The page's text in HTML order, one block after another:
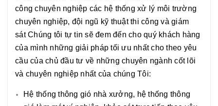
công chuyên nghiệp các hệ thống xử lý môi trường
chuyên nghiệp, đội ngũ kỹ thuật thi công và giám
sát Chúng tôi tự tin sẽ đem đến cho quý khách hàng
của mình những giải pháp tối ưu nhất cho theo yêu
cầu của chủ đầu tư về những chuyên ngành cốt lõi
và chuyên nghiệp nhất của chúng Tôi:
Hệ thống thông gió nhà xưởng, hệ thống thông